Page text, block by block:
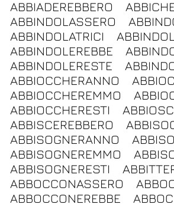
ABBIADEREBBERO
ABBINDOLASSERO
ABBINDOLATRICI
ABBINDOLEREBBE
ABBINDOLERESTE
ABBIOCCHERANNO
ABBIOCCHEREMMO
ABBIOCCHERESTI
ABBISCEREBBERO
ABBISOGNERANNO
ABBISOGNEREMMO
ABBISOGNERESTI
ABBOCCONASSERO
ABBOCCONEREBBE